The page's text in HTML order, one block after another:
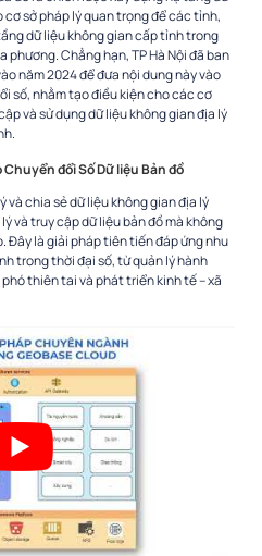
sở pháp lý quan trọng để các tỉnh,
dữ liệu không gian cấp tỉnh trong
Chẳng hạn, TP Hà Nội đã ban
năm 2024 để đưa nội dung này vào
số, nhằm tạo điều kiện cho các cơ
và sử dụng dữ liệu không gian địa lý
đổi Số Dữ liệu Bản đồ
và chia sẻ dữ liệu không gian địa lý
và truy cập dữ liệu bản đồ mà không
Đây là giải pháp tiên tiến đáp ứng nhu
trong thời đại số, từ quản lý hành
thiên tai và phát triển kinh tế – xã